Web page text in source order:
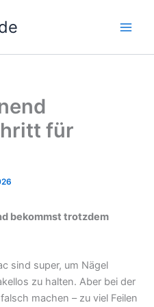
für
bekommst trotzdem
sind super, um Nägel
zu halten. Aber bei der
machen – zu viel Feilen